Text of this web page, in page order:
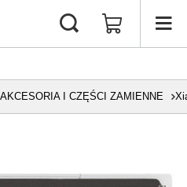
AKCESORIA I CZĘŚCI ZAMIENNE